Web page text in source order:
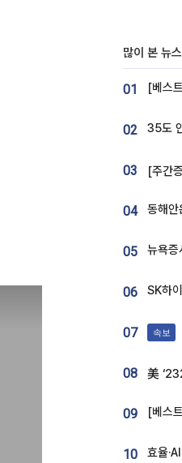
많이 본 뉴스
01
02
03
04
05
06
07 속보
08
09
10